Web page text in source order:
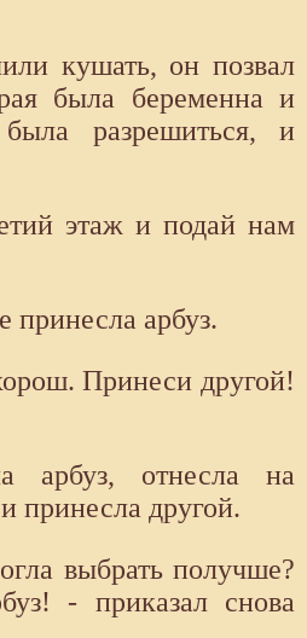
кушать, он позвал
была беременна и
разрешиться, и
этаж и подай нам
арбуз.
Принеси другой!
арбуз, отнесла на
принесла другой.
выбрать получше?
- приказал снова